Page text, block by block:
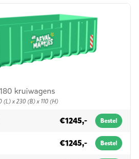
kruiwagens
(L) x 230 (B) x 110 (H)
15m³ €1245,- Bestel
€1245,- Bestel